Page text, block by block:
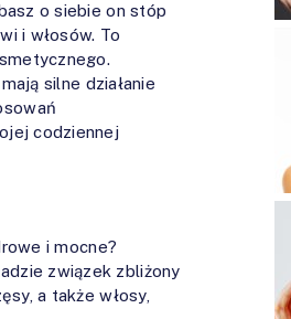
o siebie on stóp
i włosów. To
silne działanie
codziennej
i mocne?
związek zbliżony
a także włosy,